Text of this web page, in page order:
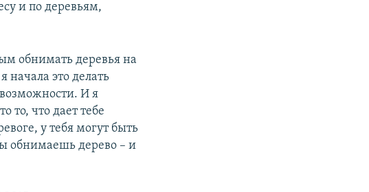
и по деревьям,
обнимать деревья на
начала это делать
И я
то, что дает тебе
у тебя могут быть
обнимаешь дерево – и